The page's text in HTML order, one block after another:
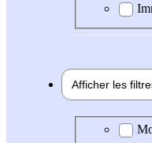
Afficher les
Expérience